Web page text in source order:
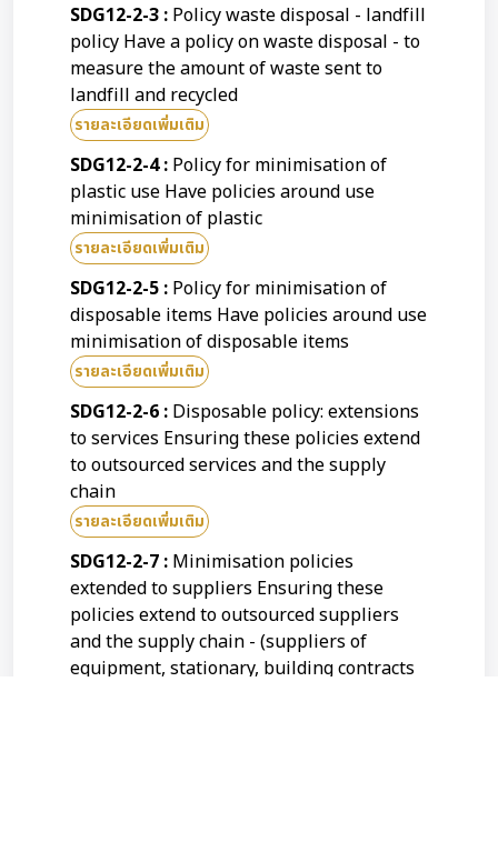
SDG12-2-3 : Policy waste disposal - landfill
policy Have a policy on waste disposal - to
measure the amount of waste sent to
landfill and recycled
รายละเอียดเพิ่มเติม
SDG12-2-4 : Policy for minimisation of
plastic use Have policies around use
minimisation of plastic
รายละเอียดเพิ่มเติม
SDG12-2-5 : Policy for minimisation of
disposable items Have policies around use
minimisation of disposable items
รายละเอียดเพิ่มเติม
SDG12-2-6 : Disposable policy: extensions
to services Ensuring these policies extend
to outsourced services and the supply
chain
รายละเอียดเพิ่มเติม
SDG12-2-7 : Minimisation policies
extended to suppliers Ensuring these
policies extend to outsourced suppliers
and the supply chain - (suppliers of
equipment, stationary, building contracts